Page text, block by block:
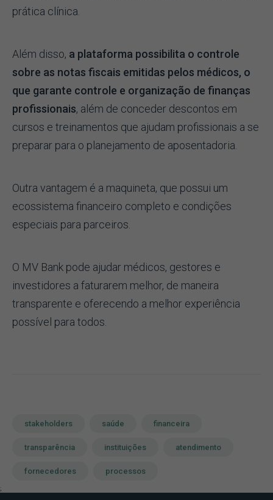
prática clínica.
Além disso, a plataforma possibilita o controle
sobre as notas fiscais emitidas pelos médicos, o
que garante controle e organização de finanças
profissionais, além de conceder descontos em
cursos e treinamentos que ajudam profissionais a se
preparar para o planejamento de aposentadoria.
Outra vantagem é a maquineta, que possui um
ecossistema financeiro completo e condições
especiais para parceiros.
O MV Bank pode ajudar médicos, gestores e
investidores a faturarem melhor, de maneira
transparente e oferecendo a melhor experiência
possível para todos.
stakeholders saúde financeira
transparência instituições atendimento
fornecedores processos
;